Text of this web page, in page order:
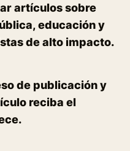
artículos sobre
educación y
de alto impacto.
de publicación y
reciba el